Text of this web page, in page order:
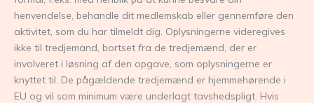
henvendelse, behandle dit medlemskab eller gennemføre den
aktivitet, som du har tilmeldt dig. Oplysningerne videregives
ikke til tredjemand, bortset fra de tredjemænd, der er
involveret i løsning af den opgave, som oplysningerne er
knyttet til. De pågældende tredjemænd er hjemmehørende i
EU og vil som minimum være underlagt tavshedspligt. Hvis